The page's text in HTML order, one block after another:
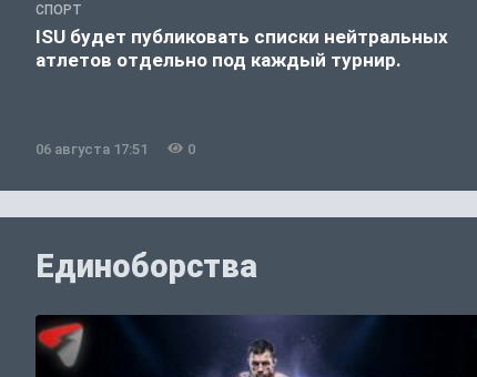
СПОРТ
ISU будет публиковать списки нейтральных
атлетов отдельно под каждый турнир.
06 августа 17:51 0
Единоборства